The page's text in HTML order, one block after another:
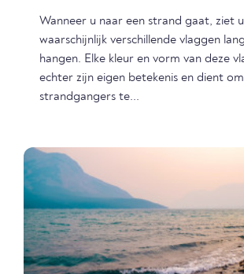
Wanneer u naar een strand gaat, ziet u
waarschijnlijk verschillende vlaggen
hangen. Elke kleur en vorm van deze
echter zijn eigen betekenis en dient om
strandgangers te...